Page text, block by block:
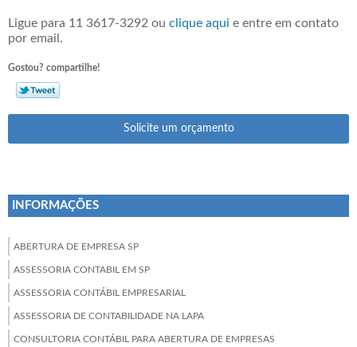
Ligue para 11 3617-3292 ou clique aqui e entre em contato
por email.
Gostou? compartilhe!
Solicite um orçamento
INFORMAÇÕES
ABERTURA DE EMPRESA SP
ASSESSORIA CONTABIL EM SP
ASSESSORIA CONTÁBIL EMPRESARIAL
ASSESSORIA DE CONTABILIDADE NA LAPA
CONSULTORIA CONTÁBIL PARA ABERTURA DE EMPRESAS